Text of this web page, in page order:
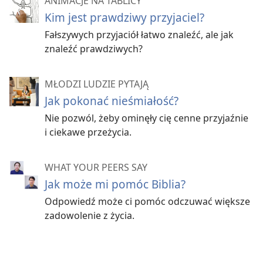
Jednak prędzej czy później umiejętność rozmawiania
z innymi ci się przyda. Na przykład wtedy, kiedy
będziesz chciał nawiązać nowe przyjaźnie, zdobyć
zacząć się z kimś spotykać.
Ale jest dobra wiadomość: rozmowy twarzą w twarz
nie muszą być przerażające. Naprawdęmożesz
opanować tę umiejętność — i to nawet jeśli jesteś
Wskazówka:Nie przejmuj się błędami.
Uczenie się rozmawiania z innymi jest jak
nauka jazdy na rowerze. Możesz się kilka
Kim jest prawdziwy przyjaciel?
Fałszywych przyjaciół łatwo znaleźć, ale jak
znaleźć prawdziwych?
MŁODZI LUDZIE PYTAJĄ
Jak pokonać nieśmiałość?
Nie pozwól, żeby ominęły cię cenne przyjaźnie
i ciekawe przeżycia.
WHAT YOUR PEERS SAY
Jak może mi pomóc Biblia?
Odpowiedź może ci pomóc odczuwać większe
zadowolenie z życia.